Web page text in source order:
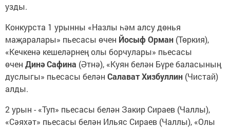
узды.
Конкурста 1 урынны «Назлы һәм алсу дөнья
маҗаралары» пьесасы өчен Йосыф Орман (Төркия),
«Кечкенә кешеләрнең олы борчулары» пьесасы
өчен Динә Сафина (Әтнә), «Куян белән Бүре баласының
дуслыгы» пьесасы белән Салават Хизбуллин (Чистай)
алды.
2 урын - «Туп» пьесасы белән Закир Сираев (Чаллы),
«Сәяхәт» пьесасы белән Ильяс Сираев (Чаллы), «Олы